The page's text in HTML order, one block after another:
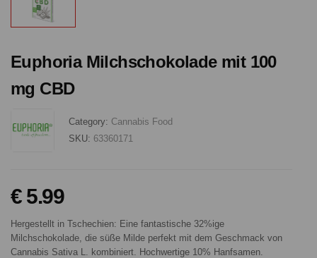
Euphoria Milchschokolade mit 100
mg CBD
Category: Cannabis Food
SKU: 63360171
€ 5.99
Hergestellt in Tschechien: Eine fantastische 32%ige
Milchschokolade, die süße Milde perfekt mit dem Geschmack von
Cannabis Sativa L. kombiniert. Hochwertige 10% Hanfsamen.